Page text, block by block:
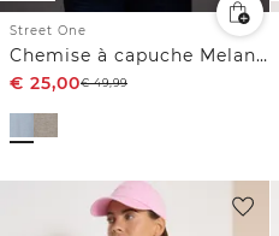
Street One
Chemise à capuche Melange
€ 25,00€49,99